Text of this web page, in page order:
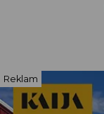
Reklam